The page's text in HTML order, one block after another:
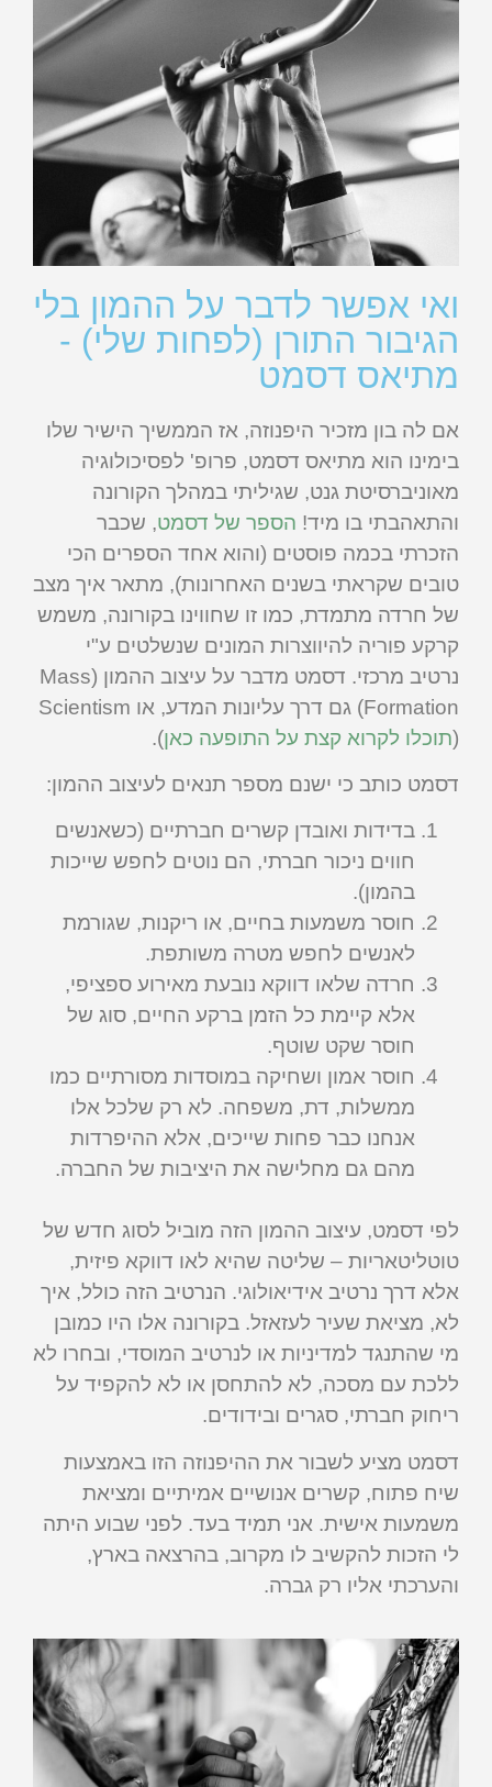
ואי אפשר לדבר על ההמון בלי
הגיבור התורן (לפחות שלי) -
מתיאס דסמט
אם לה בון מזכיר היפנוזה, אז הממשיך הישיר שלו
בימינו הוא מתיאס דסמט, פרופ' לפסיכולוגיה
מאוניברסיטת גנט, שגיליתי במהלך הקורונה
והתאהבתי בו מיד! הספר של דסמט, שכבר
הזכרתי בכמה פוסטים (והוא אחד הספרים הכי
טובים שקראתי בשנים האחרונות), מתאר איך מצב
של חרדה מתמדת, כמו זו שחווינו בקורונה, משמש
קרקע פוריה להיווצרות המונים שנשלטים ע"י
נרטיב מרכזי. דסמט מדבר על עיצוב ההמון (Mass
Formation) גם דרך עליונות המדע, או Scientism
(תוכלו לקרוא קצת על התופעה כאן).
דסמט כותב כי ישנם מספר תנאים לעיצוב ההמון:
בדידות ואובדן קשרים חברתיים (כשאנשים
חווים ניכור חברתי, הם נוטים לחפש שייכות
בהמון).
חוסר משמעות בחיים, או ריקנות, שגורמת
לאנשים לחפש מטרה משותפת.
חרדה שלאו דווקא נובעת מאירוע ספציפי,
אלא קיימת כל הזמן ברקע החיים, סוג של
חוסר שקט שוטף.
חוסר אמון ושחיקה במוסדות מסורתיים כמו
ממשלות, דת, משפחה. לא רק שלכל אלו
אנחנו כבר פחות שייכים, אלא ההיפרדות
מהם גם מחלישה את היציבות של החברה.
לפי דסמט, עיצוב ההמון הזה מוביל לסוג חדש של
טוטליטאריות – שליטה שהיא לאו דווקא פיזית,
אלא דרך נרטיב אידיאולוגי. הנרטיב הזה כולל, איך
לא, מציאת שעיר לעזאזל. בקורונה אלו היו כמובן
מי שהתנגד למדיניות או לנרטיב המוסדי, ובחרו לא
ללכת עם מסכה, לא להתחסן או לא להקפיד על
ריחוק חברתי, סגרים ובידודים.
דסמט מציע לשבור את ההיפנוזה הזו באמצעות
שיח פתוח, קשרים אנושיים אמיתיים ומציאת
משמעות אישית. אני תמיד בעד. לפני שבוע היתה
לי הזכות להקשיב לו מקרוב, בהרצאה בארץ,
והערכתי אליו רק גברה.